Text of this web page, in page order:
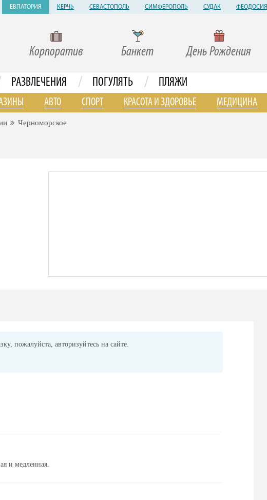
ЕВПАТОРИЯ КЕРЧЬ СЕВАСТОПОЛЬ СИМФЕРОПОЛЬ СУДАК ФЕОДОСИЯ
Корпоратив Банкет День Рождения
РАЗВЛЕЧЕНИЯ / ПОГУЛЯТЬ / ПЛЯЖИ
АВТО СПОРТ КРАСОТА И ЗДОРОВЬЕ МЕДИЦИНА
Черноморское
пожалуйста, авторизуйтесь на сайте.
и медленная.